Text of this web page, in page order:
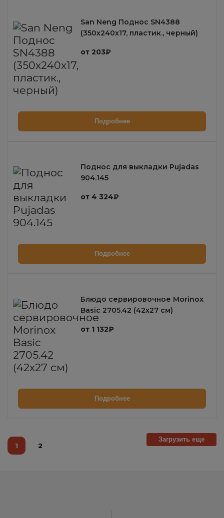
San Neng Поднос SN4388
(350х240х17, пластик., черный)
от 203₽
Подробнее
Поднос для выкладки Pujadas
904.145
от 4 324₽
Подробнее
Блюдо сервировочное Morinox
Basic 2705.42 (42х27 см)
от 1 132₽
Подробнее
1 2
Загрузить еще